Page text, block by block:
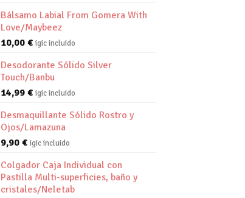
Bálsamo Labial From Gomera With
Love/Maybeez
10,00 € igic incluido
Desodorante Sólido Silver
Touch/Banbu
14,99 € igic incluido
Desmaquillante Sólido Rostro y
Ojos/Lamazuna
9,90 € igic incluido
Colgador Caja Individual con
Pastilla Multi-superficies, baño y
cristales/Neletab